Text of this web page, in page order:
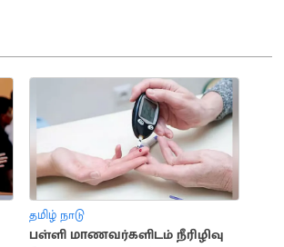
தமிழ் நாடு
பள்ளி மாணவர்களிடம் நீரிழிவு